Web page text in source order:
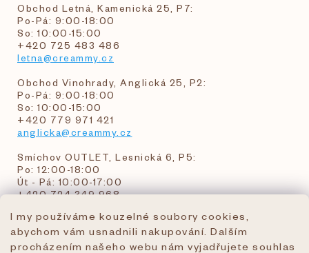
I my používáme kouzelné soubory cookies,
abychom vám usnadnili nakupování. Dalším
procházením našeho webu nám vyjadřujete souhlas
Obchod Letná, Kamenická 25, P7:
Po-Pá: 9:00-18:00
So: 10:00-15:00
+420 725 483 486
letna@creammy.cz
Obchod Vinohrady, Anglická 25, P2:
Po-Pá: 9:00-18:00
So: 10:00-15:00
+420 779 971 421
anglicka@creammy.cz
Smíchov OUTLET, Lesnická 6, P5:
Po: 12:00-18:00
Út - Pá: 10:00-17:00
+420 724 349 968
objednavky@creammy.cz